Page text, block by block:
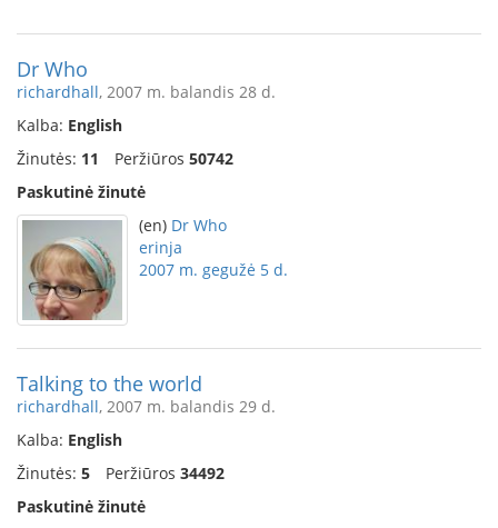
Dr Who
richardhall, 2007 m. balandis 28 d.
Kalba: English
Žinutės: 11 Peržiūros 50742
Paskutinė žinutė
(en) Dr Who
erinja
2007 m. gegužė 5 d.
Talking to the world
richardhall, 2007 m. balandis 29 d.
Kalba: English
Žinutės: 5 Peržiūros 34492
Paskutinė žinutė